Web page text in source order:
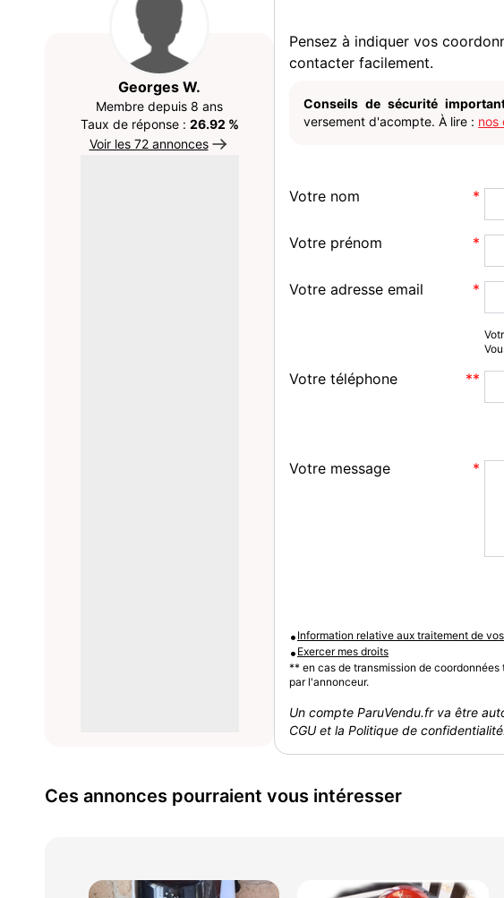
Georges W.
Membre depuis 8 ans
Taux de réponse : 26.92 %
Voir les 72 annonces
Pensez à indiquer vos
contacter facilement.
Conseils de sécurité
versement d'acompte. À lire : nos
Votre nom
Votre prénom
Votre adresse email
Votre téléphone
Votre message
• Information relative aux traitement de
• Exercer mes droits
** en cas de transmission de
par l'annonceur.
Un compte ParuVendu.fr va être
CGU et la Politique de confidentialité.
Ces annonces pourraient vous intéresser